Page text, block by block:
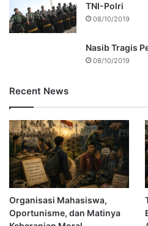
TNI-Polri
08/10/2019
Nasib Tragis
08/10/2019
Recent News
Organisasi Mahasiswa,
Oportunisme, dan Matinya